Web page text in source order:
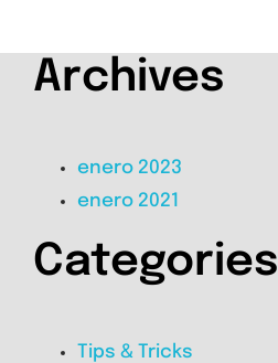
Archives
enero 2023
enero 2021
Categories
Tips & Tricks